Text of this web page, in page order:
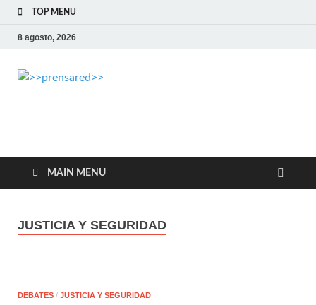
TOP MENU
8 agosto, 2026
MAIN MENU
JUSTICIA Y SEGURIDAD
DEBATES / JUSTICIA Y SEGURIDAD